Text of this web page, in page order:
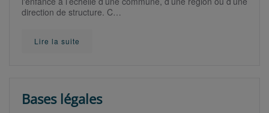
direction de structure. C…
Lire la suite
Bases légales